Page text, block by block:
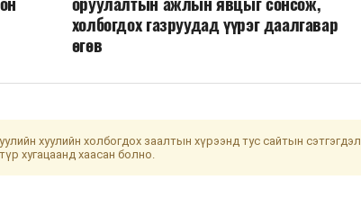
холбогдох газруудад үүрэг даалгавар
өгөв
хуулийн холбогдох заалтын хүрээнд тус сайтын сэтгэгдэл
хугацаанд хаасан болно.